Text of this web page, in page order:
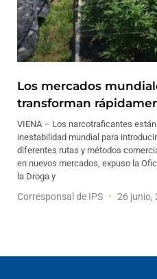
Los mercados
transforman
VIENA – Los narcotraficantes
inestabilidad mundial para
diferentes rutas y métodos
en nuevos mercados, expuso la
la Droga y
Corresponsal de IPS 26 junio,